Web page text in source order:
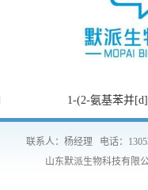
1-(2-氨基苯并
联系人：杨经理 电话：
山东默派生物科技有限